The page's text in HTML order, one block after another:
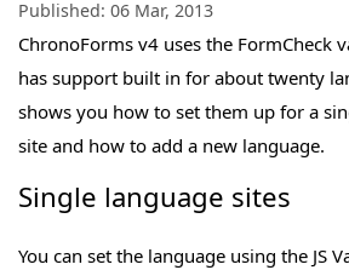
Published: 06 Mar, 2013
ChronoForms v4 uses the FormCheck
has support built in for about twenty
shows you how to set them up for a
site and how to add a new language.
Single language sites
You can set the language using the JS